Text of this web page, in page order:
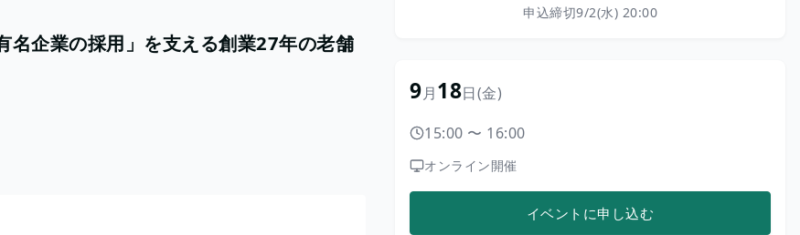
企業の採用」を支える創業27年の老舗
申込締切9/2(水) 20:00
9月18日(金)
15:00 〜 16:00
オンライン開催
イベントに申し込む